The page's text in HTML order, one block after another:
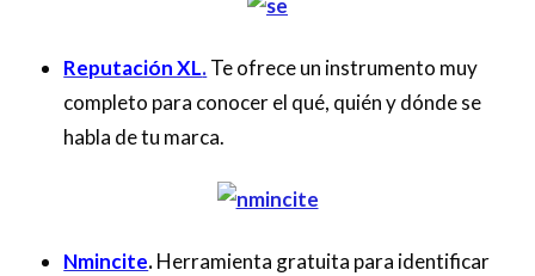
Reputación XL.Te ofrece un instrumento muy
completo para conocer el qué, quién y dónde se
habla de tu marca.
Nmincite.Herramienta gratuita para identificar